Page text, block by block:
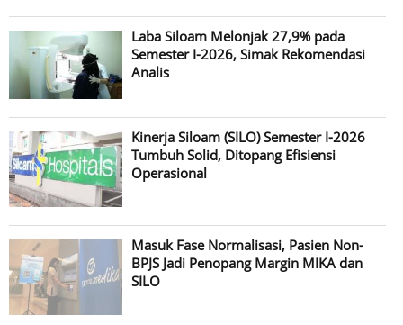
Laba Siloam Melonjak 27,9% pada
Semester I-2026, Simak Rekomendasi
Analis
Kinerja Siloam (SILO) Semester I-2026
Tumbuh Solid, Ditopang Efisiensi
Operasional
Masuk Fase Normalisasi, Pasien Non-
BPJS Jadi Penopang Margin MIKA dan
SILO